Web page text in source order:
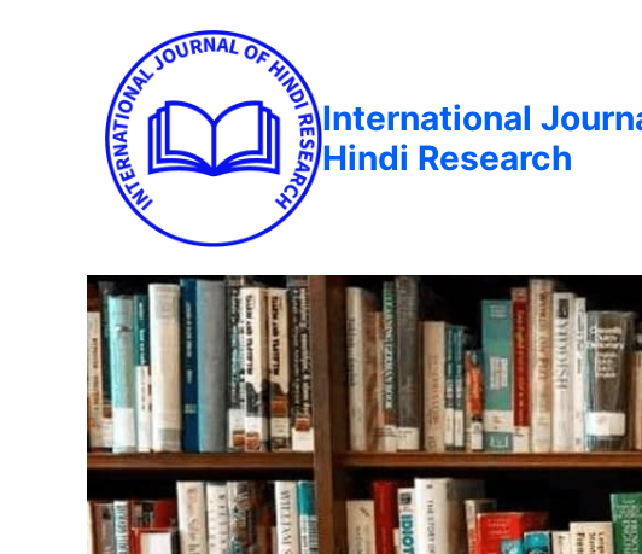
International
Hindi Research